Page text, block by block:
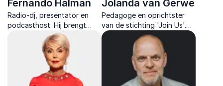
Fernando Halman
Radio-dj, presentator en
podcasthost. Hij brengt
energie, inspiratie en media-
inzichten die je publiek
motiveren om met
positiviteit hun doelen na te
Jolanda van Gerwe
Pedagoge en oprichtster
van de stichting 'Join Us'.
Ze geeft lezingen over de
eenzaamheid van jongeren
en hoe we hun mentale
gezondheid kunnen
verbeteren.